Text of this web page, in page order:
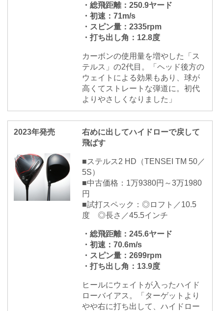
・総飛距離：250.9ヤード
・初速：71m/s
・スピン量：2335rpm
・打ち出し角：12.8度
カーボンの使用量を増やした「ス
テルス」の2代目。「ヘッド後方の
ウェイトによる効果もあり、球が
高くてストレートな弾道に。初代
よりやさしくなりました」
2023年発売
右めに出してハイドローで戻して
飛ばす
■ステルス2 HD（TENSEI TM 50／
5S）
■中古価格：1万9380円～3万1980
円
■試打スペック：◎ロフト／10.5
度 ◎長さ／45.5インチ
・総飛距離：245.6ヤード
・初速：70.6m/s
・スピン量：2699rpm
・打ち出し角：13.9度
ヒールにウェイトが入ったハイド
ローバイアス。「ターゲットより
やや右に打ち出して、ハイドロー